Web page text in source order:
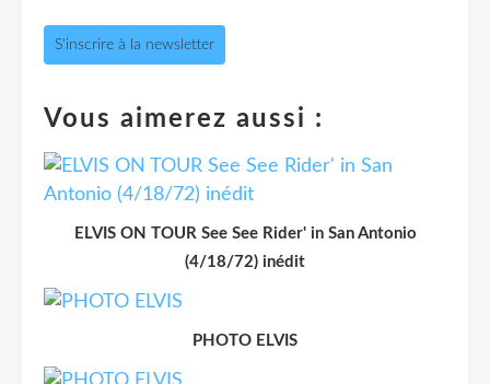
S'inscrire à la newsletter
Vous aimerez aussi :
ELVIS ON TOUR See See Rider' in San Antonio
(4/18/72) inédit
PHOTO ELVIS